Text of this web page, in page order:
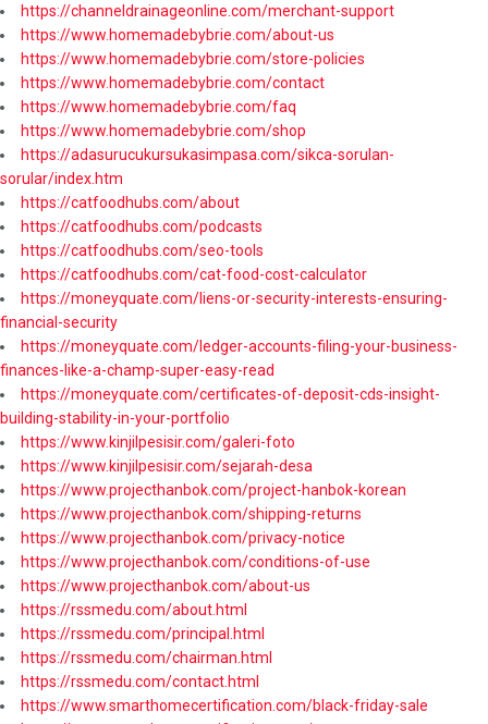
https://channeldrainageonline.com/merchant-support
https://www.homemadebybrie.com/about-us
https://www.homemadebybrie.com/store-policies
https://www.homemadebybrie.com/contact
https://www.homemadebybrie.com/faq
https://www.homemadebybrie.com/shop
https://adasurucukursukasimpasa.com/sikca-sorulan-
sorular/index.htm
https://catfoodhubs.com/about
https://catfoodhubs.com/podcasts
https://catfoodhubs.com/seo-tools
https://catfoodhubs.com/cat-food-cost-calculator
https://moneyquate.com/liens-or-security-interests-ensuring-
financial-security
https://moneyquate.com/ledger-accounts-filing-your-business-
finances-like-a-champ-super-easy-read
https://moneyquate.com/certificates-of-deposit-cds-insight-
building-stability-in-your-portfolio
https://www.kinjilpesisir.com/galeri-foto
https://www.kinjilpesisir.com/sejarah-desa
https://www.projecthanbok.com/project-hanbok-korean
https://www.projecthanbok.com/shipping-returns
https://www.projecthanbok.com/privacy-notice
https://www.projecthanbok.com/conditions-of-use
https://www.projecthanbok.com/about-us
https://rssmedu.com/about.html
https://rssmedu.com/principal.html
https://rssmedu.com/chairman.html
https://rssmedu.com/contact.html
https://www.smarthomecertification.com/black-friday-sale